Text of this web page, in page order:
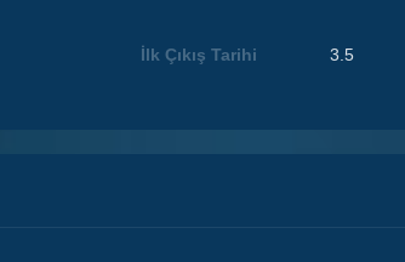
İlk Çıkış Tarihi 3.5